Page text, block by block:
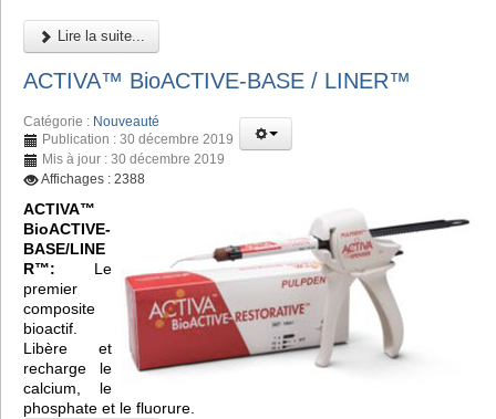
Lire la suite...
ACTIVA™ BioACTIVE-BASE / LINER™
Catégorie : Nouveauté
Publication : 30 décembre 2019
Mis à jour : 30 décembre 2019
Affichages : 2388
ACTIVA™
BioACTIVE-
BASE/LINE
R™: Le
premier
composite
bioactif.
Libère et
recharge le
calcium, le
phosphate et le fluorure.